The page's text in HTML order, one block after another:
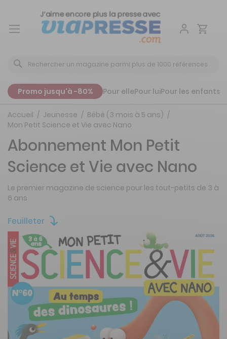
Aller
Promo jusqu'à -80% Pour ellePour luiPour les enfants
Accueil Jeunesse
Bébé (3 mois à 5 ans)
Mon Petit Science et Vie avec Nano
Feuilleter
Abonnement Mon Petit
Science et Vie avec Nano
Le premier magazine de science pour les tout-petits de 3 à
6 ans